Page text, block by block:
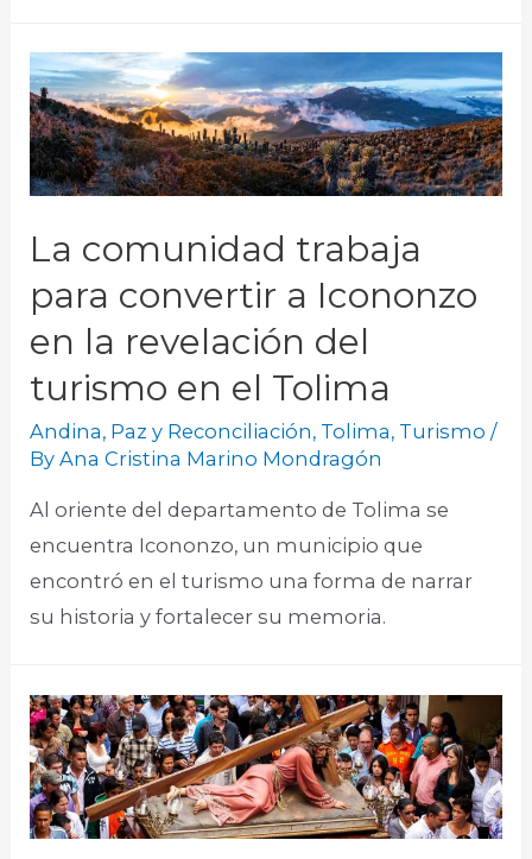
La comunidad trabaja
para convertir a Icononzo
en la revelación del
turismo en el Tolima
Andina, Paz y Reconciliación, Tolima, Turismo /
ByAna Cristina Marino Mondragón
Al oriente del departamento de Tolima se
encuentra Icononzo, un municipio que
encontró en el turismo una forma de narrar
su historia y fortalecer su memoria.